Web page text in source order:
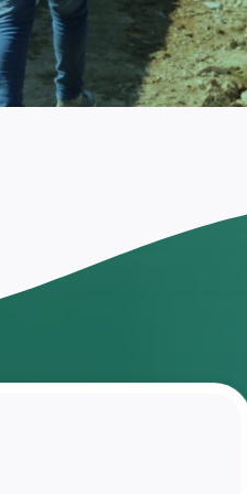
اختار
العودة
الدراسة